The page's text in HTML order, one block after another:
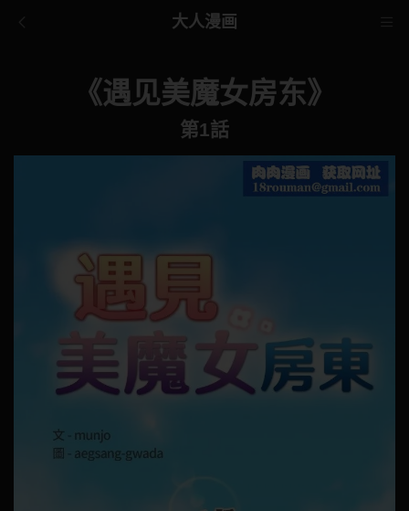
大人漫画
《遇见美魔女房东》
第1話